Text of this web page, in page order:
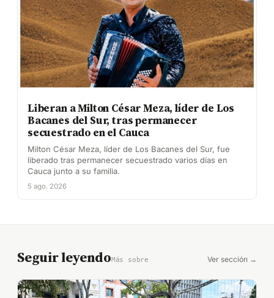
Liberan a Milton César Meza, líder de Los
Bacanes del Sur, tras permanecer
secuestrado en el Cauca
Milton César Meza, líder de Los Bacanes del Sur, fue
liberado tras permanecer secuestrado varios días en
Cauca junto a su familia.
5 ago. 2026
Seguir leyendoMás sobre Ver sección →